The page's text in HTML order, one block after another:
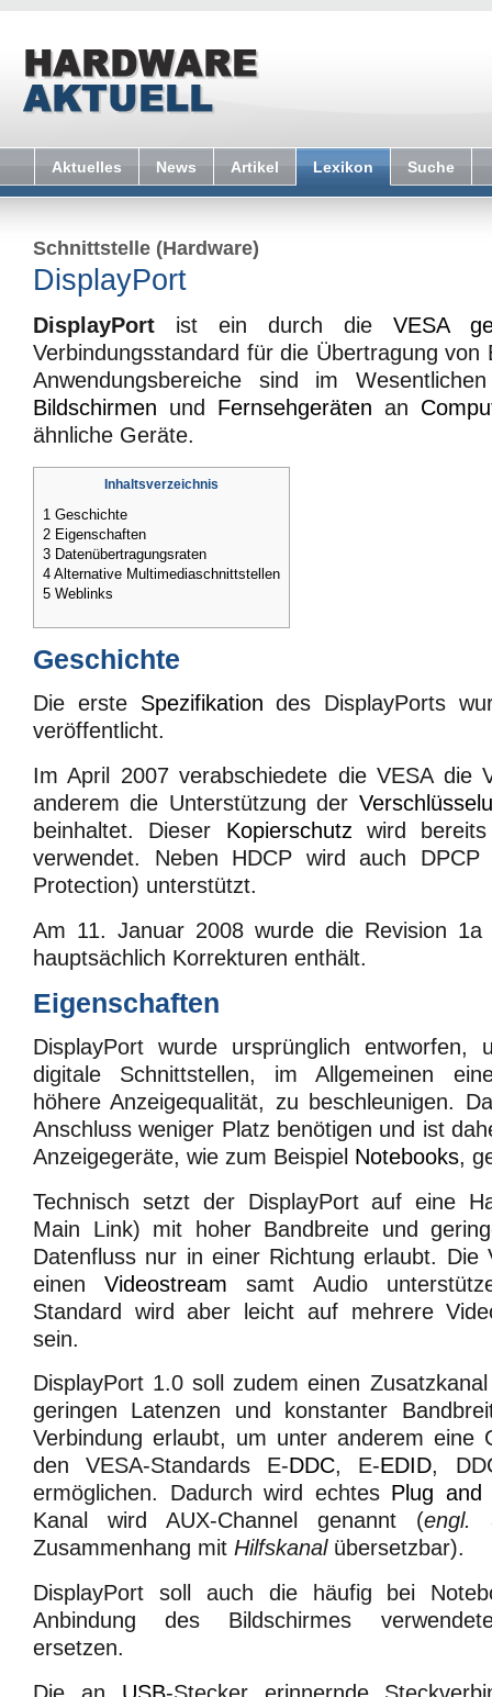
Aktuelles News Artikel Lexikon Suche
Schnittstelle (Hardware)
DisplayPort
DisplayPort ist ein durch die VESA
Verbindungsstandard für die Übertragung von
Anwendungsbereiche sind im
Bildschirmen und Fernsehgeräten an
ähnliche Geräte.
Inhaltsverzeichnis
1 Geschichte
2 Eigenschaften
3 Datenübertragungsraten
4 Alternative Multimediaschnittstellen
5 Weblinks
Geschichte
Die erste Spezifikation des DisplayPorts
veröffentlicht.
Im April 2007 verabschiedete die VESA die
anderem die Unterstützung der
beinhaltet. Dieser Kopierschutz wird
verwendet. Neben HDCP wird auch DPCP
Protection) unterstützt.
Am 11. Januar 2008 wurde die Revision 1a
hauptsächlich Korrekturen enthält.
Eigenschaften
DisplayPort wurde ursprünglich entworfen,
digitale Schnittstellen, im Allgemeinen
höhere Anzeigequalität, zu beschleunigen.
Anschluss weniger Platz benötigen und ist
Anzeigegeräte, wie zum Beispiel Notebooks,
Technisch setzt der DisplayPort auf eine
Main Link) mit hoher Bandbreite und
Datenfluss nur in einer Richtung erlaubt. Die
einenVideostream samt Audio
Standard wird aber leicht auf mehrere
sein.
DisplayPort 1.0 soll zudem einen
geringen Latenzen und konstanter
Verbindung erlaubt, um unter anderem eine
den VESA-Standards E-DDC, E-EDID,
ermöglichen. Dadurch wird echtes Plug and
Kanal wird AUX-Channel genannt (engl.
Zusammenhang mit Hilfskanalübersetzbar).
DisplayPort soll auch die häufig bei
Anbindung des Bildschirmes
ersetzen.